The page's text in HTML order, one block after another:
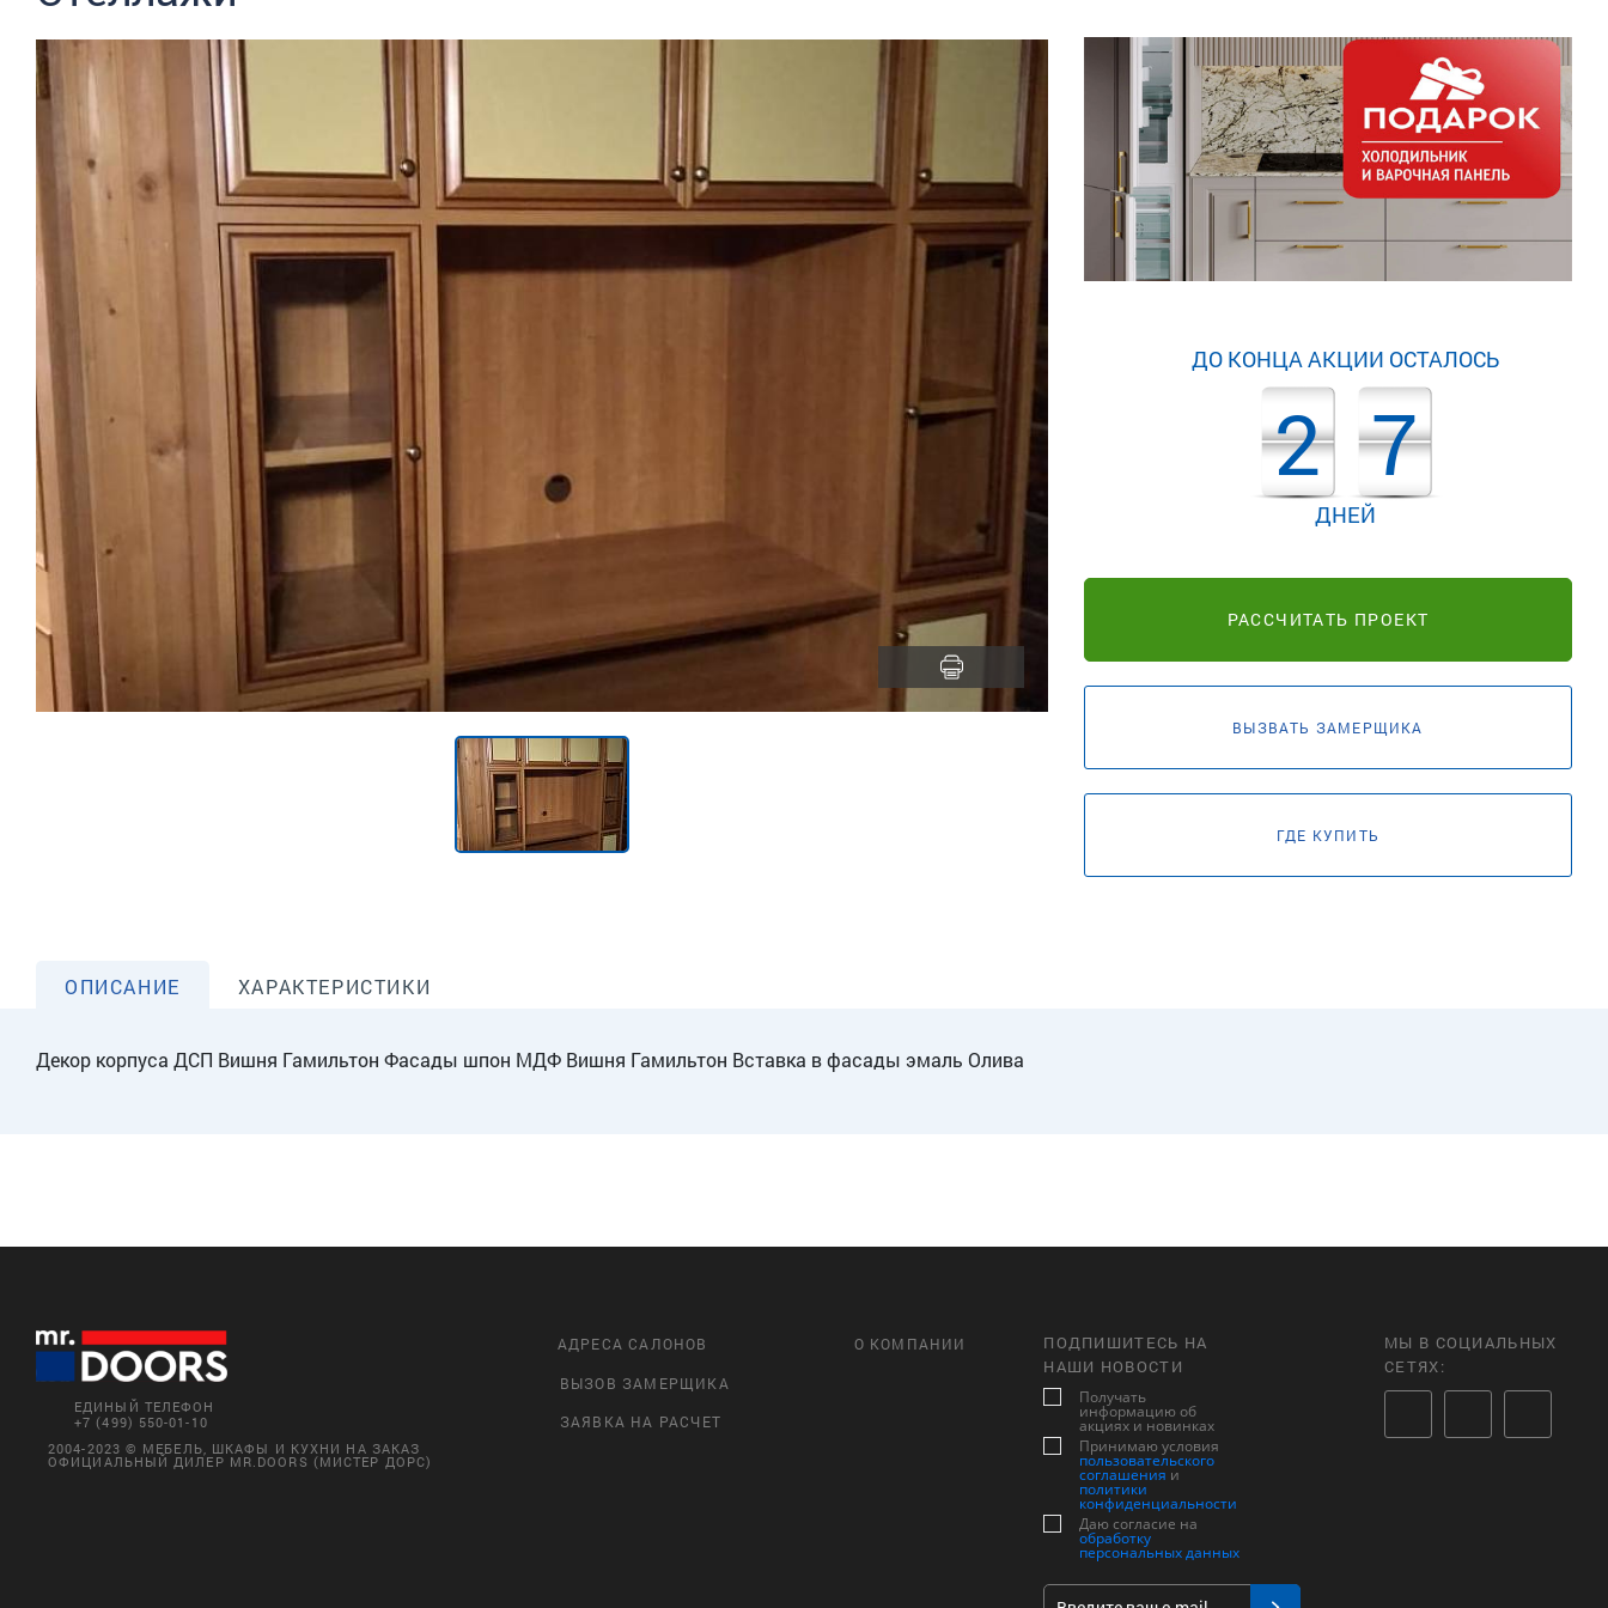
ДО КОНЦА АКЦИИ ОСТАЛОСЬ
2 7
ДНЕЙ
РАССЧИТАТЬ ПРОЕКТ
ВЫЗВАТЬ ЗАМЕРЩИКА
ГДЕ КУПИТЬ
ОПИСАНИЕ ХАРАКТЕРИСТИКИ
Декор корпуса ДСП Вишня Гамильтон Фасады шпон МДФ Вишня Гамильтон Вставка в фасады эмаль Олива
ЕДИНЫЙ ТЕЛЕФОН
+7 (499) 550-01-10
2004-2023 © МЕБЕЛЬ, ШКАФЫ И КУХНИ НА ЗАКАЗ
ОФИЦИАЛЬНЫЙ ДИЛЕР MR.DOORS (МИСТЕР ДОРС)
АДРЕСА САЛОНОВ
ВЫЗОВ ЗАМЕРЩИКА
ЗАЯВКА НА РАСЧЕТ
О КОМПАНИИ
ПОДПИШИТЕСЬ НА
НАШИ НОВОСТИ
Получать
информацию об
акциях и новинках
Принимаю условия
пользовательского
соглашения и
политики
конфиденциальности
Даю согласие на
обработку
персональных данных
МЫ В СОЦИАЛЬНЫХ
СЕТЯХ: